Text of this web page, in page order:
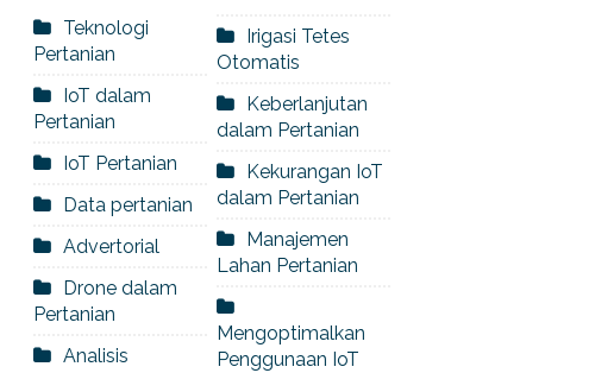
Teknologi
Pertanian
IoT dalam
Pertanian
IoT Pertanian
Data pertanian
Advertorial
Drone dalam
Pertanian
Analisis
Irigasi Tetes
Otomatis
Keberlanjutan
dalam Pertanian
Kekurangan IoT
dalam Pertanian
Manajemen
Lahan Pertanian
Mengoptimalkan
Penggunaan IoT